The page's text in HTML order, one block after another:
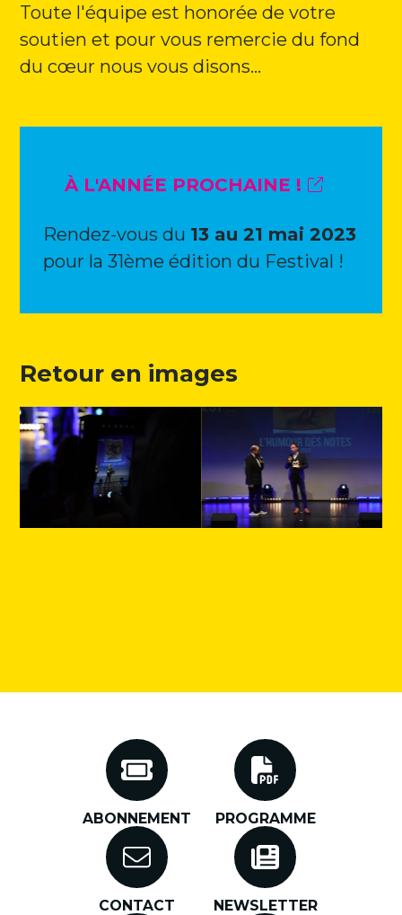
Toute l'équipe est honorée de votre
soutien et pour vous remercie du fond
du cœur nous vous disons...
À L'ANNÉE PROCHAINE !
Rendez-vous du 13 au 21 mai 2023
pour la 31ème édition du Festival !
Retour en images
ABONNEMENT PROGRAMME
CONTACT NEWSLETTER